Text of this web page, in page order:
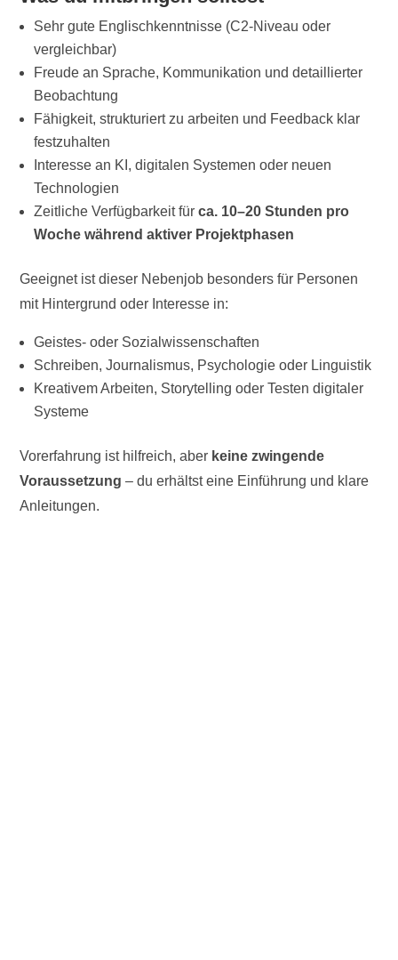
Sehr gute Englischkenntnisse (C2-Niveau oder
vergleichbar)
Freude an Sprache, Kommunikation und detaillierter
Beobachtung
Fähigkeit, strukturiert zu arbeiten und Feedback klar
festzuhalten
Interesse an KI, digitalen Systemen oder neuen
Technologien
Zeitliche Verfügbarkeit fürca. 10–20 Stunden pro
Woche während aktiver Projektphasen
Geeignet ist dieser Nebenjob besonders für Personen
mit Hintergrund oder Interesse in:
Geistes- oder Sozialwissenschaften
Schreiben, Journalismus, Psychologie oder Linguistik
Kreativem Arbeiten, Storytelling oder Testen digitaler
Systeme
Vorerfahrung ist hilfreich, aber keine zwingende
Voraussetzung – du erhältst eine Einführung und klare
Anleitungen.